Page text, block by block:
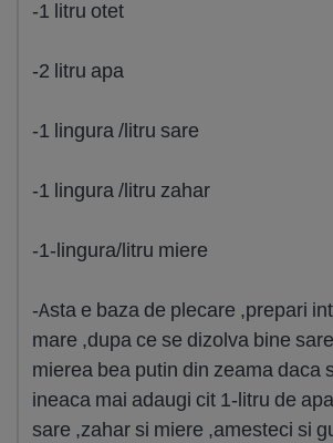
-1 litru otet
-2 litru apa
-1 lingura /litru sare
-1 lingura /litru zahar
-1-lingura/litru miere
-Asta e baza de plecare ,prepari
mare ,dupa ce se dizolva bine
mierea bea putin din zeama daca
ineaca mai adaugi cit 1-litru de
sare ,zahar si miere ,amesteci si